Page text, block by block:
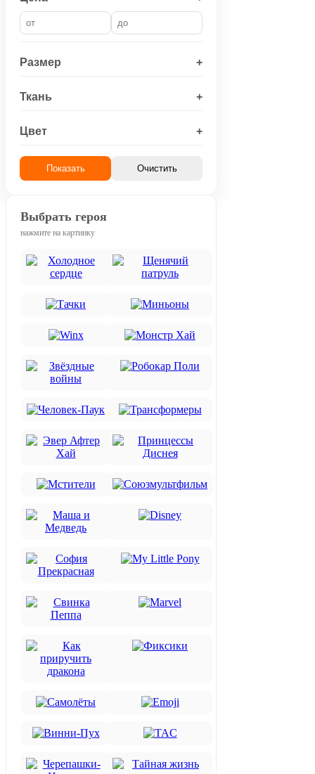
Размер +
Ткань +
Цвет +
Показать Очистить
Выбрать героя
нажмите на картинку